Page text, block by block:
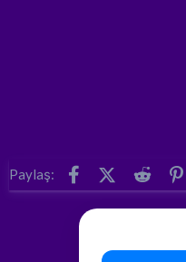
Paylaş: FacebookX (Twitter)
Reddit